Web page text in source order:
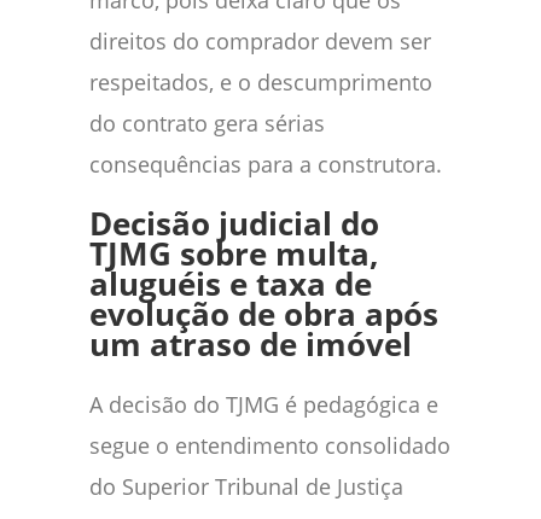
direitos do comprador devem ser
respeitados, e o descumprimento
do contrato gera sérias
consequências para a construtora.
Decisão judicial do
TJMG sobre multa,
aluguéis e taxa de
evolução de obra após
um atraso de imóvel
A decisão do TJMG é pedagógica e
segue o entendimento consolidado
do Superior Tribunal de Justiça